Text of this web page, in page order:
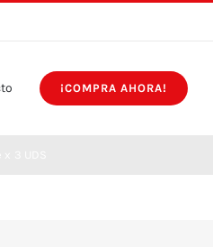
¡COMPRA AHORA!